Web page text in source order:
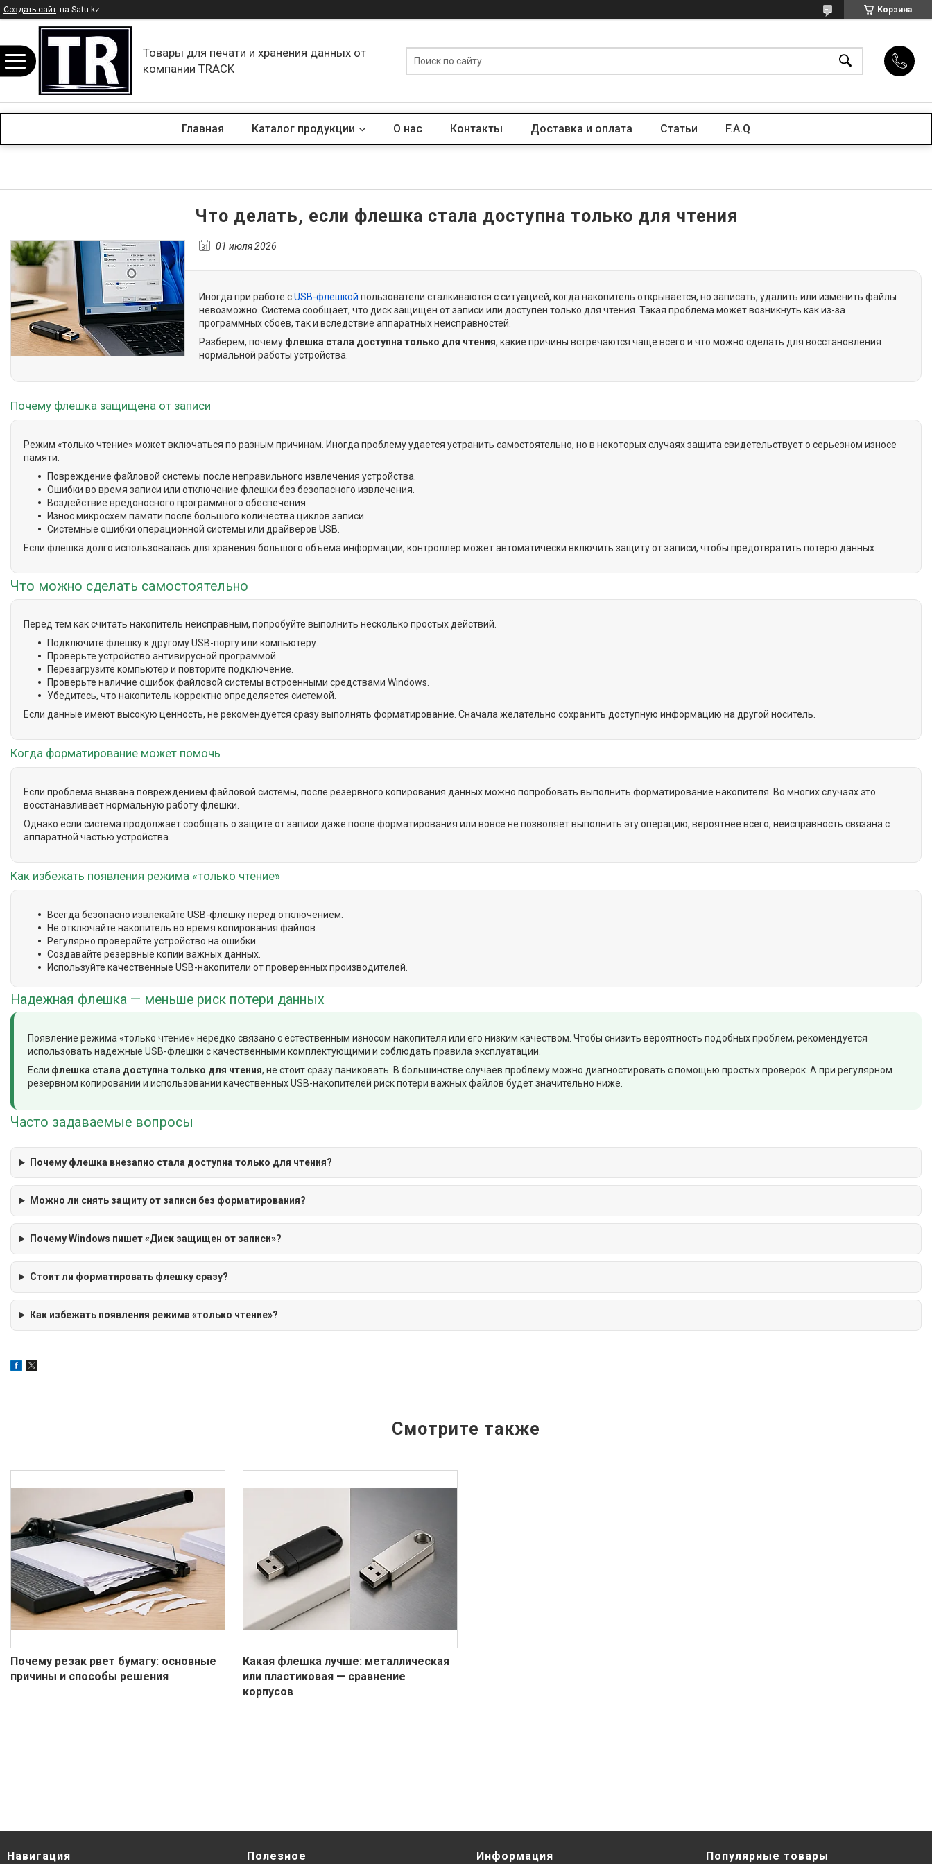
Создать сайт на Satu.kz Корзина
Товары для печати и хранения данных от
компании TRACK
Главная Каталог продукции О нас Контакты Доставка и оплата Статьи F.A.Q
Что делать, если флешка стала доступна только для чтения
01 июля 2026
Иногда при работе сUSB-флешкой пользователи сталкиваются с ситуацией, когда накопитель открывается, но записать, удалить или изменить файлы
невозможно. Система сообщает, что диск защищен от записи или доступен только для чтения. Такая проблема может возникнуть как из-за
программных сбоев, так и вследствие аппаратных неисправностей.
Разберем, почему флешка стала доступна только для чтения, какие причины встречаются чаще всего и что можно сделать для восстановления
нормальной работы устройства.
Почему флешка защищена от записи
Режим «только чтение» может включаться по разным причинам. Иногда проблему удается устранить самостоятельно, но в некоторых случаях защита свидетельствует о серьезном износе
памяти.
Повреждение файловой системы после неправильного извлечения устройства.
Ошибки во время записи или отключение флешки без безопасного извлечения.
Воздействие вредоносного программного обеспечения.
Износ микросхем памяти после большого количества циклов записи.
Системные ошибки операционной системы или драйверов USB.
Если флешка долго использовалась для хранения большого объема информации, контроллер может автоматически включить защиту от записи, чтобы предотвратить потерю данных.
Что можно сделать самостоятельно
Перед тем как считать накопитель неисправным, попробуйте выполнить несколько простых действий.
Подключите флешку к другому USB-порту или компьютеру.
Проверьте устройство антивирусной программой.
Перезагрузите компьютер и повторите подключение.
Проверьте наличие ошибок файловой системы встроенными средствами Windows.
Убедитесь, что накопитель корректно определяется системой.
Если данные имеют высокую ценность, не рекомендуется сразу выполнять форматирование. Сначала желательно сохранить доступную информацию на другой носитель.
Когда форматирование может помочь
Если проблема вызвана повреждением файловой системы, после резервного копирования данных можно попробовать выполнить форматирование накопителя. Во многих случаях это
восстанавливает нормальную работу флешки.
Однако если система продолжает сообщать о защите от записи даже после форматирования или вовсе не позволяет выполнить эту операцию, вероятнее всего, неисправность связана с
аппаратной частью устройства.
Как избежать появления режима «только чтение»
Всегда безопасно извлекайте USB-флешку перед отключением.
Не отключайте накопитель во время копирования файлов.
Регулярно проверяйте устройство на ошибки.
Создавайте резервные копии важных данных.
Используйте качественные USB-накопители от проверенных производителей.
Надежная флешка — меньше риск потери данных
Появление режима «только чтение» нередко связано с естественным износом накопителя или его низким качеством. Чтобы снизить вероятность подобных проблем, рекомендуется
использовать надежные USB-флешки с качественными комплектующими и соблюдать правила эксплуатации.
Если флешка стала доступна только для чтения, не стоит сразу паниковать. В большинстве случаев проблему можно диагностировать с помощью простых проверок. А при регулярном
резервном копировании и использовании качественных USB-накопителей риск потери важных файлов будет значительно ниже.
Часто задаваемые вопросы
Почему флешка внезапно стала доступна только для чтения?
Можно ли снять защиту от записи без форматирования?
Почему Windows пишет «Диск защищен от записи»?
Стоит ли форматировать флешку сразу?
Как избежать появления режима «только чтение»?
Почему резак рвет бумагу: основные
причины и способы решения
Какая флешка лучше: металлическая
или пластиковая — сравнение
корпусов
Навигация Полезное Информация Популярные товары